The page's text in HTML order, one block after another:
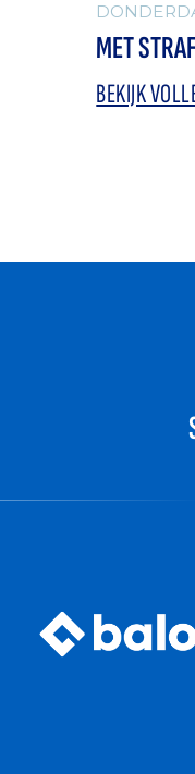
MET
BEKIJK